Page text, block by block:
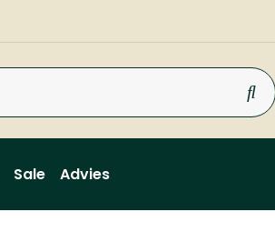
Sale Advies